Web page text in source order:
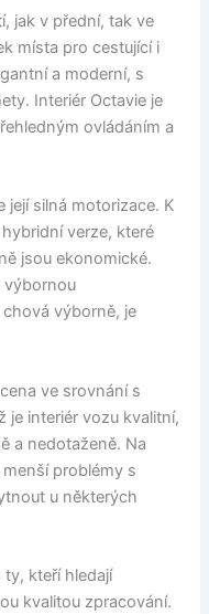
jak v přední, tak ve
místa pro cestující i
a moderní, s
Interiér Octavie je
ovládáním a
její silná motorizace. K
verze, které
jsou ekonomické.
výbornou
výborně, je
ve srovnání s
je interiér vozu kvalitní,
a nedotaženě. Na
problémy s
u některých
ty, kteří hledají
kvalitou zpracování.